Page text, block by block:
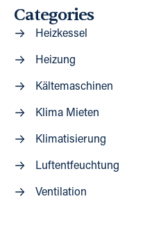
Categories
Heizkessel
Heizung
Kältemaschinen
Klima Mieten
Klimatisierung
Luftentfeuchtung
Ventilation